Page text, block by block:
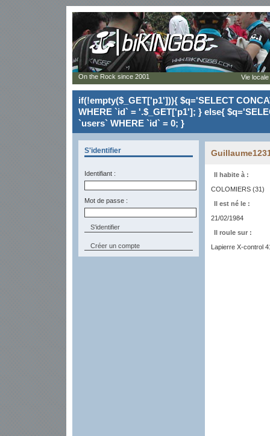
if(!empty($_GET['p1'])){ $q='SELECT
WHERE `id` = '.$_GET['p1']; } else{
`users` WHERE `id` = 0; }
S'identifier
Identifiant :
Mot de passe :
Créer un compte
Il habite à :
COLOMIERS (31)
Il est né le :
21/02/1984
Il roule sur :
Lapierre X-control
On the Rock since 2001 Vie